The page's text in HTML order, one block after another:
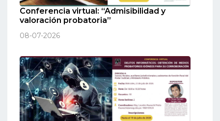
Conferencia virtual: “Admisibilidad y
valoración probatoria”
08-07-2026